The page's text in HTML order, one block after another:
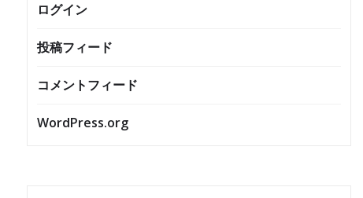
ログイン
投稿フィード
コメントフィード
WordPress.org